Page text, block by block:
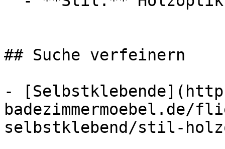
## Suche verfeinern
-
selbstklebend/stil-